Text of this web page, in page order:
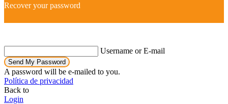
Recover your password
Username or E-mail
Send My Password
A password will be e-mailed to you.
Política de privacidad
Back to
Login